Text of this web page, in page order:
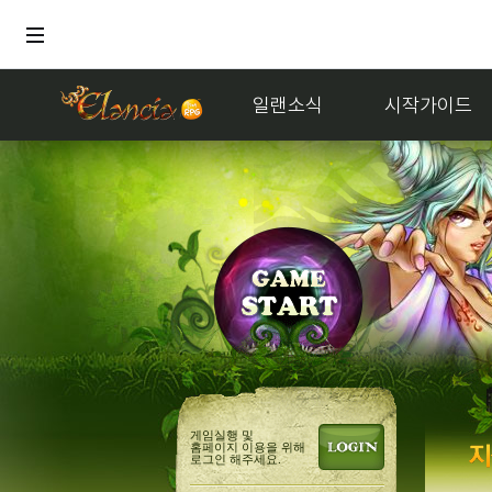
일랜소식 시작가이드
게임실행 및
홈페이지 이용을 위해
로그인 해주세요.
홍보